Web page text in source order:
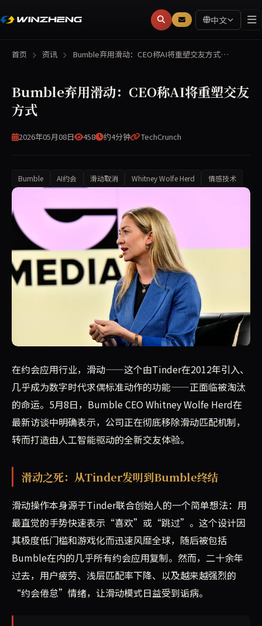
中文
首页 资讯 Bumble弃用滑动：CEO称AI将重塑交友方式…
Bumble弃用滑动：CEO称AI将重塑交友
方式
2026年05月08日 458 约4分钟 TechCrunch
Bumble AI约会 滑动取消 Whitney Wolfe Herd 情感技术
据TechCrunch报道，Bumble CEO Whitney Wolfe Herd宣
在约会应用行业，滑动——这个由Tinder在2012年引入、
几乎成为数字时代求偶标准动作的功能——正面临被淘汰
的命运。5月8日，Bumble CEO Whitney Wolfe Herd在
最新访谈中明确表示，公司正在彻底移除滑动匹配机制，
转而打造由人工智能驱动的全新交友体验。
滑动之死：从Tinder发明到Bumble终结
滑动操作本身源于Tinder联合创始人的一个简单想法：用
最直觉的手势快速表示“喜欢”或“跳过”。这个设计因
其极度低门槛和游戏化而迅速风靡全球，随后被包括
Bumble在内的几乎所有约会应用复制。然而，二十余年
过去，用户疲劳、浅层匹配率下降、以及越来越强烈的
“约会倦怠”情绪，让滑动模式日益受到诟病。